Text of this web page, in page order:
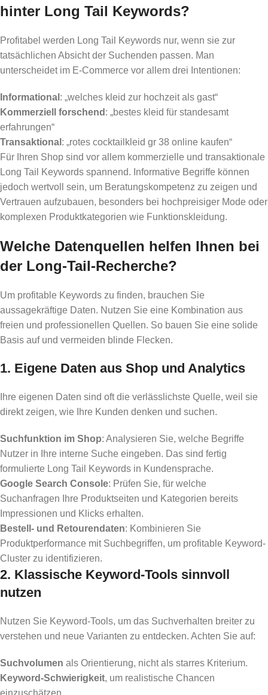
hinter Long Tail Keywords?
Profitabel werden Long Tail Keywords nur, wenn sie zur
tatsächlichen Absicht der Suchenden passen. Man
unterscheidet im E-Commerce vor allem drei Intentionen:
Informational : „welches kleid zur hochzeit als gast“
Kommerziell forschend : „bestes kleid für standesamt
erfahrungen“
Transaktional : „rotes cocktailkleid gr 38 online kaufen“
Für Ihren Shop sind vor allem kommerzielle und transaktionale
Long Tail Keywords spannend. Informative Begriffe können
jedoch wertvoll sein, um Beratungskompetenz zu zeigen und
Vertrauen aufzubauen, besonders bei hochpreisiger Mode oder
komplexen Produktkategorien wie Funktionskleidung.
Welche Datenquellen helfen Ihnen bei
der Long-Tail-Recherche?
Um profitable Keywords zu finden, brauchen Sie
aussagekräftige Daten. Nutzen Sie eine Kombination aus
freien und professionellen Quellen. So bauen Sie eine solide
Basis auf und vermeiden blinde Flecken.
1. Eigene Daten aus Shop und Analytics
Ihre eigenen Daten sind oft die verlässlichste Quelle, weil sie
direkt zeigen, wie Ihre Kunden denken und suchen.
Suchfunktion im Shop: Analysieren Sie, welche Begriffe
Nutzer in Ihre interne Suche eingeben. Das sind fertig
formulierte Long Tail Keywords in Kundensprache.
Google Search Console: Prüfen Sie, für welche
Suchanfragen Ihre Produktseiten und Kategorien bereits
Impressionen und Klicks erhalten.
Bestell- und Retourendaten: Kombinieren Sie
Produktperformance mit Suchbegriffen, um profitable Keyword-
Cluster zu identifizieren.
2. Klassische Keyword-Tools sinnvoll
nutzen
Nutzen Sie Keyword-Tools, um das Suchverhalten breiter zu
verstehen und neue Varianten zu entdecken. Achten Sie auf:
Suchvolumen als Orientierung, nicht als starres Kriterium.
Keyword-Schwierigkeit, um realistische Chancen
einzuschätzen.